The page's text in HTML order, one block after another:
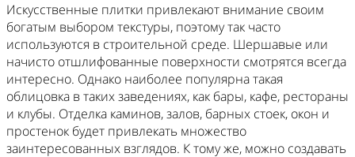
Искусственные плитки привлекают внимание своим
богатым выбором текстуры, поэтому так часто
используются в строительной среде. Шершавые или
начисто отшлифованные поверхности смотрятся всегда
интересно. Однако наиболее популярна такая
облицовка в таких заведениях, как бары, кафе, рестораны
и клубы. Отделка каминов, залов, барных стоек, окон и
простенок будет привлекать множество
заинтересованных взглядов. К тому же, можно создавать